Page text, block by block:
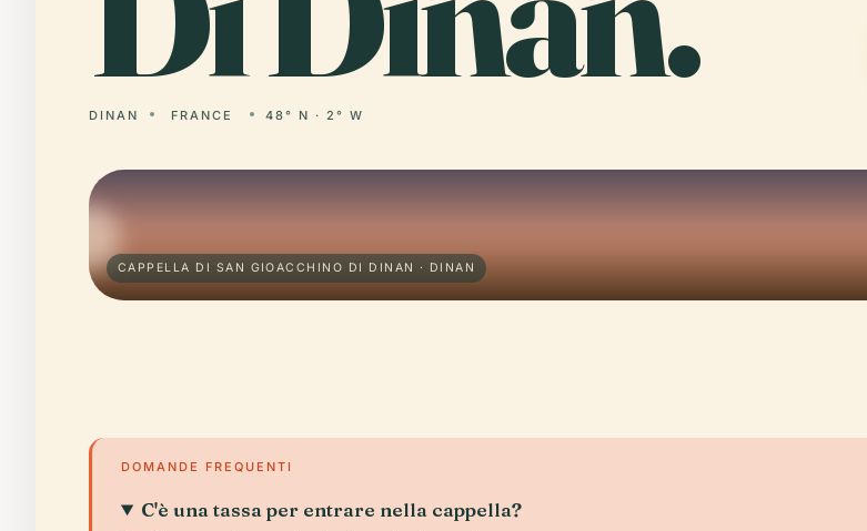
DINAN FRANCE 48° N · 2° W
CAPPELLA DI SAN GIOACCHINO DI DINAN · DINAN
DOMANDE FREQUENTI
C'è una tassa per entrare nella cappella?